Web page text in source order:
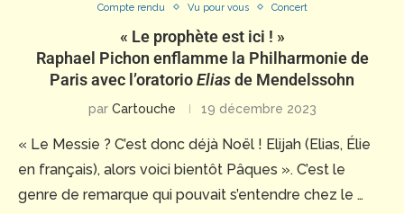
Compte rendu Vu pour vous Concert
« Le prophète est ici ! »
Raphael Pichon enflamme la Philharmonie de
Paris avec l’oratorioEliasde Mendelssohn
par Cartouche 19 décembre 2023
« Le Messie ? C’est donc déjà Noël ! Elijah (Elias, Élie
en français), alors voici bientôt Pâques ». C’est le
genre de remarque qui pouvait s’entendre chez le …